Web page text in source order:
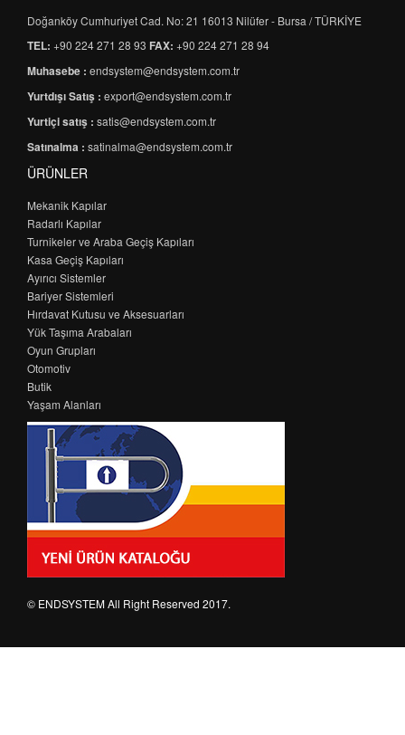
Doğanköy Cumhuriyet Cad. No: 21 16013 Nilüfer - Bursa / TÜRKİYE
TEL: +90 224 271 28 93 FAX: +90 224 271 28 94
Muhasebe : endsystem@endsystem.com.tr
Yurtdışı Satış : export@endsystem.com.tr
Yurtiçi satış : satis@endsystem.com.tr
Satınalma : satinalma@endsystem.com.tr
ÜRÜNLER
Mekanik Kapılar
Radarlı Kapılar
Turnikeler ve Araba Geçiş Kapıları
Kasa Geçiş Kapıları
Ayırıcı Sistemler
Bariyer Sistemleri
Hırdavat Kutusu ve Aksesuarları
Yük Taşıma Arabaları
Oyun Grupları
Otomotiv
Butik
Yaşam Alanları
© ENDSYSTEM All Right Reserved 2017.